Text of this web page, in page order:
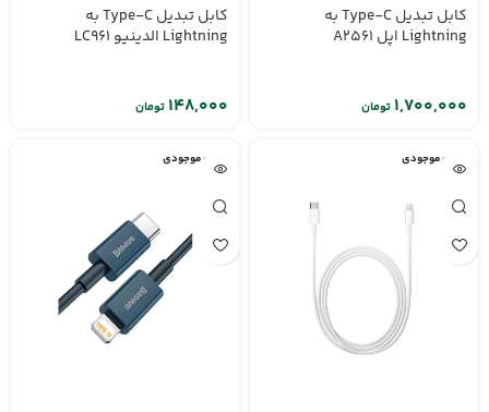
کابل تبدیل Type-C به
Lightning اپل A2561
تومان
کابل تبدیل Type-C به
Lightning الدینیو LC961
تومان
اتمام موجودی اتمام موجودی